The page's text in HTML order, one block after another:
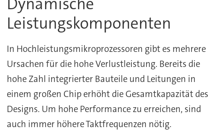
Leistungskomponenten
In Hochleistungsmikroprozessoren gibt es mehrere
Ursachen für die hohe Verlustleistung. Bereits die
hohe Zahl integrierter Bauteile und Leitungen in
einem großen Chip erhöht die Gesamtkapazität des
Designs. Um hohe Performance zu erreichen, sind
auch immer höhere Taktfrequenzen nötig.